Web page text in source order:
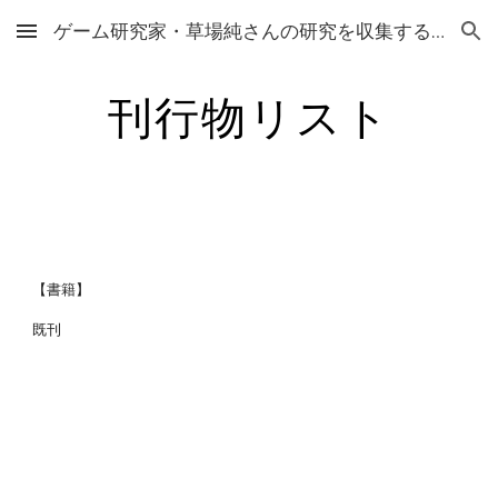
Skip to main content Skip to navigation
ゲーム研究家・草場純さんの研究を収集するサイト
刊行物リスト
【書籍】
既刊